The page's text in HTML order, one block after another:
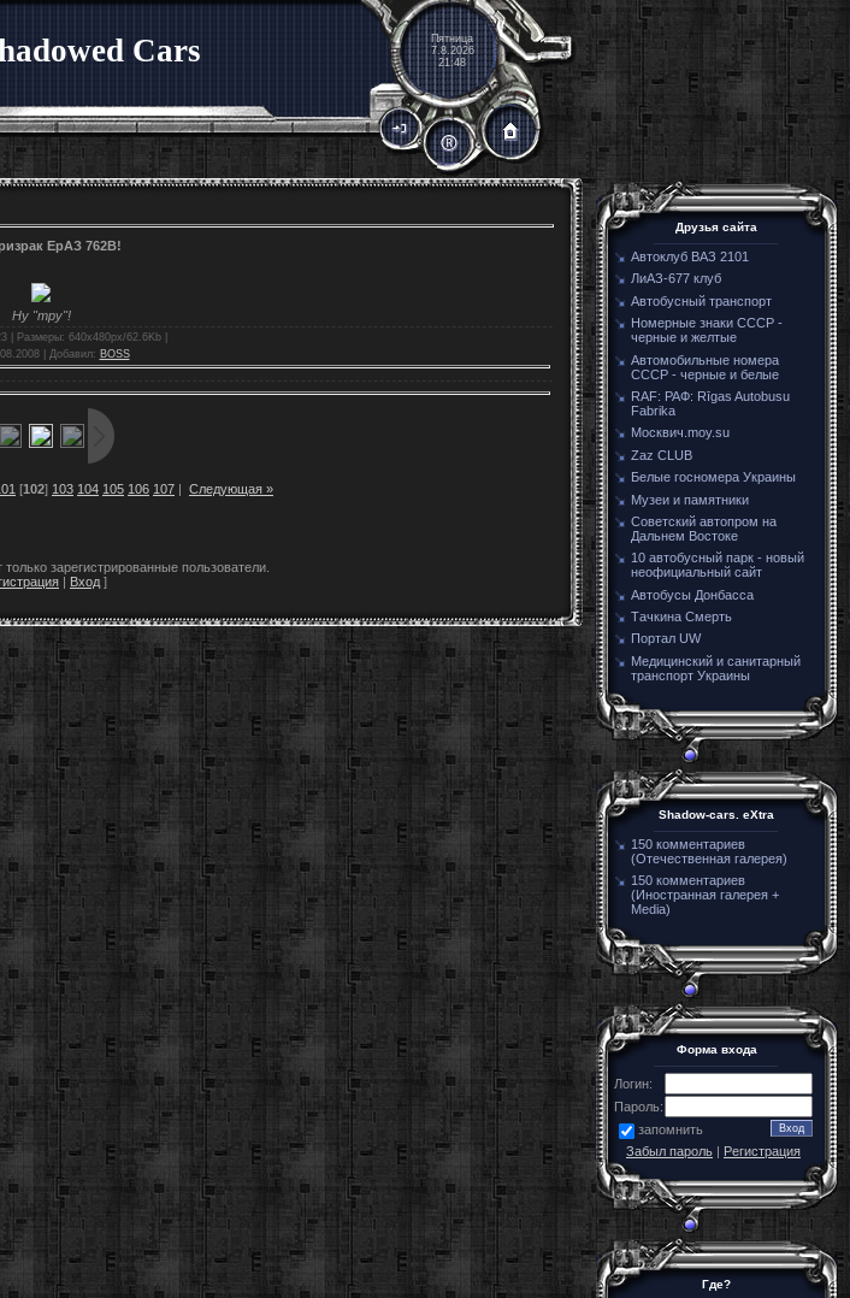
Cars
Пятница
7.8.2026
21:48
ЕрАЗ 762В!
Ну "тру"!
| Размеры: 640x480px/62.6Kb |
| Добавил: BOSS
[102] 103 104 105 106 107 | Следующая »
зарегистрированные пользователи.
| Вход ]
Друзья сайта
Автоклуб ВАЗ 2101
ЛиАЗ-677 клуб
Автобусный транспорт
Номерные знаки СССР -
черные и желтые
Автомобильные номера
СССР - черные и белые
RAF: РАФ: Rīgas Autobusu
Fabrika
Москвич.moy.su
Zaz CLUB
Белые госномера Украины
Музеи и памятники
Советский автопром на
Дальнем Востоке
10 автобусный парк - новый
неофициальный сайт
Автобусы Донбасса
Тачкина Смерть
Портал UW
Медицинский и санитарный
транспорт Украины
Shadow-cars. eXtra
150 комментариев
(Отечественная галерея)
150 комментариев
(Иностранная галерея +
Media)
Форма входа
Логин:
Пароль:
запомнить
Забыл пароль | Регистрация
Где?